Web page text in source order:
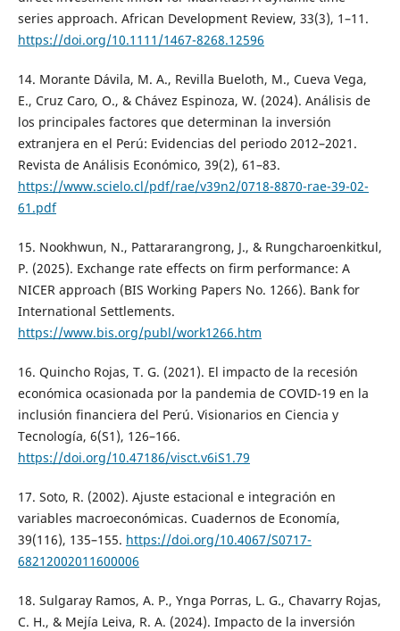
series approach. African Development Review, 33(3), 1–11.
https://doi.org/10.1111/1467-8268.12596
14. Morante Dávila, M. A., Revilla Bueloth, M., Cueva Vega,
E., Cruz Caro, O., & Chávez Espinoza, W. (2024). Análisis de
los principales factores que determinan la inversión
extranjera en el Perú: Evidencias del periodo 2012–2021.
Revista de Análisis Económico, 39(2), 61–83.
https://www.scielo.cl/pdf/rae/v39n2/0718-8870-rae-39-02-
61.pdf
15. Nookhwun, N., Pattararangrong, J., & Rungcharoenkitkul,
P. (2025). Exchange rate effects on firm performance: A
NICER approach (BIS Working Papers No. 1266). Bank for
International Settlements.
https://www.bis.org/publ/work1266.htm
16. Quincho Rojas, T. G. (2021). El impacto de la recesión
económica ocasionada por la pandemia de COVID-19 en la
inclusión financiera del Perú. Visionarios en Ciencia y
Tecnología, 6(S1), 126–166.
https://doi.org/10.47186/visct.v6iS1.79
17. Soto, R. (2002). Ajuste estacional e integración en
variables macroeconómicas. Cuadernos de Economía,
39(116), 135–155. https://doi.org/10.4067/S0717-
68212002011600006
18. Sulgaray Ramos, A. P., Ynga Porras, L. G., Chavarry Rojas,
C. H., & Mejía Leiva, R. A. (2024). Impacto de la inversión